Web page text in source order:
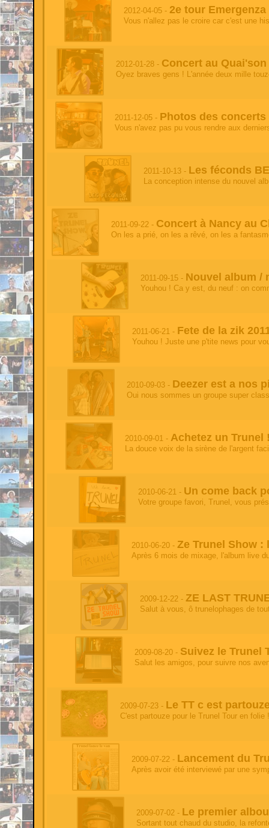
test - 2026-07-10 15:35:52
test
test
test
test
test'
test - 2026-06-16 13:35:37
test
test
'
test - 2026-06-16 13:35:37
test
test'
test - 2026-06-16 13:35:37
test
' - 2026-06-16 13:35:37
test
test - 2026-06-15 23:23:33
test'
test- 2026-06-15 23:23:33
test
test
test
' - 2026-06-15 23:23:32
test
test'
test
test
test
test - 2026-06-15 23:23:32
'
test- 2026-06-15 23:23:32
test
- 2026-06-13 05:17:53
test'- 2026-06-13 05:17:53
test
test- 2026-06-13 05:17:53
test
- 2026-06-13 05:17:53
test
test
test - 2026-06-13 05:17:53
test
test- 2026-06-13 05:17:53
test'
test
test'
2012-04-05 - 2e tour
Vous n'allez pas le croire car c'est une
2012-01-28 - Concert au
Oyez braves gens ! L'année deux mille
2011-12-05 - Photos des
Vous n'avez pas pu vous rendre aux
2011-10-13 - Les féconds
La conception intense du nouvel
2011-09-22 - Concert à Nancy au
On les a prié, on les a rêvé, on les a
2011-09-15 - Nouvel album /
Youhou ! Ca y est, du neuf : on
2011-06-21 - Fete de la zik
Youhou ! Juste une p'tite news pour
2010-09-03 - Deezer est a nos
Oui nous sommes un groupe super
2010-09-01 - Achetez un Trunel
La douce voix de la sirène de l'argent
2010-06-21 - Un come back
Votre groupe favori, Trunel, vous
2010-06-20 - Ze Trunel Show :
Après 6 mois de mixage, l'album live
2009-12-22 - ZE LAST
Salut à vous, ô trunelophages de
2009-08-20 - Suivez le Trunel
Salut les amigos, pour suivre nos
2009-07-23 - Le TT c est
C'est partouze pour le Trunel Tour en
2009-07-22 - Lancement du
Après avoir été interviewé par une
2009-07-02 - Le premier
Sortant tout chaud du studio, la